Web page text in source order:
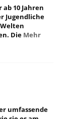
10 Jahren
Jugendliche
Die Mehr
umfassende